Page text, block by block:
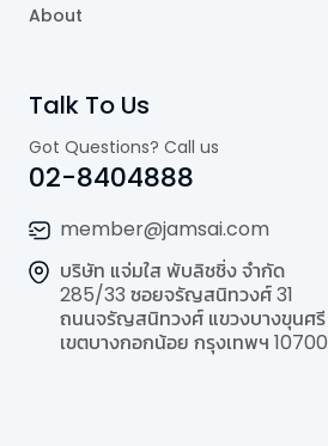
About
Talk To Us
Got Questions? Call us
02-8404888
member@jamsai.com
บริษัท แจ่มใส พับลิชชิ่ง จำกัด
285/33 ซอยจรัญสนิทวงศ์ 31
ถนนจรัญสนิทวงศ์ แขวงบางขุนศรี
เขตบางกอกน้อย กรุงเทพฯ 10700